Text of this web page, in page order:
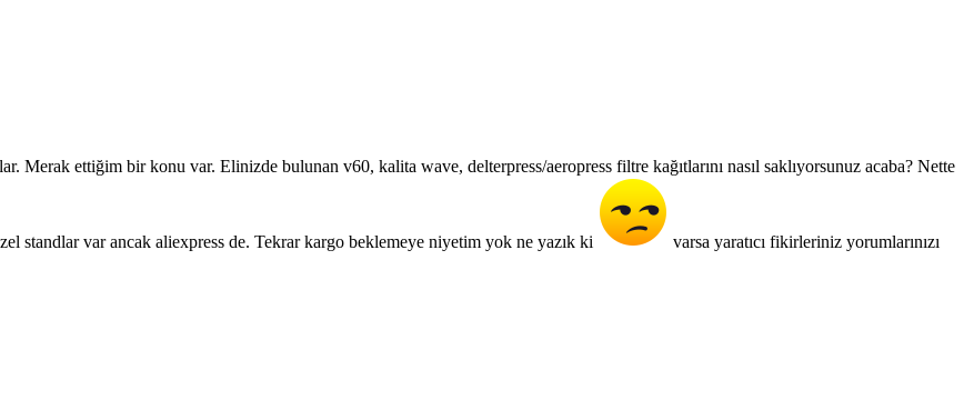
Merak ettiğim bir konu var. Elinizde bulunan v60, kalita wave, delterpress/aeropress filtre kağıtlarını nasıl saklıyorsunuz acaba? Nette
standlar var ancak aliexpress de. Tekrar kargo beklemeye niyetim yok ne yazık ki varsa yaratıcı fikirleriniz yorumlarınızı